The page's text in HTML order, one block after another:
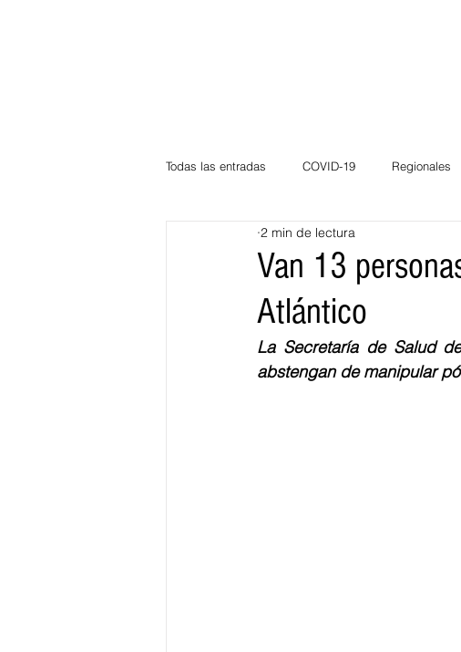
Todas las entradas COVID-19 Regionales
Atlántico
Bloggeros
Educación
Van 13
Atlántico
2 min de lectura
La Secretaría de Salud
abstengan de manipular